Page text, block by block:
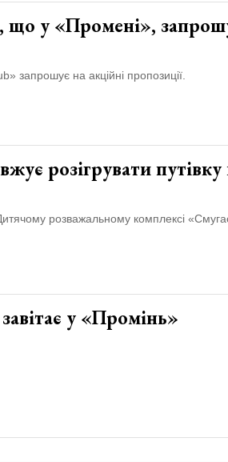
що у «Промені»,
запрошує на акційні пропозиції.
розігрувати путівку
розважальному комплексі
у «Промінь»